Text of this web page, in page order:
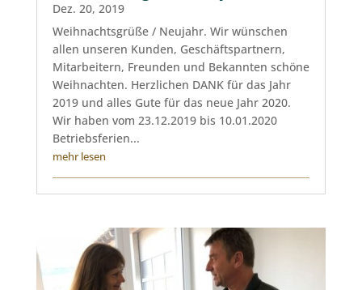
Dez. 20, 2019
Weihnachtsgrüße / Neujahr. Wir wünschen
allen unseren Kunden, Geschäftspartnern,
Mitarbeitern, Freunden und Bekannten schöne
Weihnachten. Herzlichen DANK für das Jahr
2019 und alles Gute für das neue Jahr 2020.
Wir haben vom 23.12.2019 bis 10.01.2020
Betriebsferien...
mehr lesen